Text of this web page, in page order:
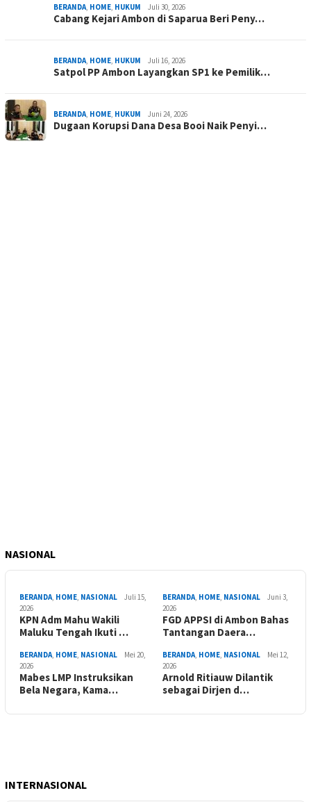
BERANDA, HOME, HUKUM Juli 30, 2026
Cabang Kejari Ambon di Saparua Beri Peny…
BERANDA, HOME, HUKUM Juli 16, 2026
Satpol PP Ambon Layangkan SP1 ke Pemilik…
BERANDA, HOME, HUKUM Juni 24, 2026
Dugaan Korupsi Dana Desa Booi Naik Penyi…
NASIONAL
BERANDA, HOME, NASIONAL
Juli 15,
2026
KPN Adm Mahu Wakili
Maluku Tengah Ikuti …
BERANDA, HOME, NASIONAL
Juni 3,
2026
FGD APPSI di Ambon Bahas
Tantangan Daera…
BERANDA, HOME, NASIONAL
Mei 20,
2026
Mabes LMP Instruksikan
Bela Negara, Kama…
BERANDA, HOME, NASIONAL
Mei 12,
2026
Arnold Ritiauw Dilantik
sebagai Dirjen d…
INTERNASIONAL